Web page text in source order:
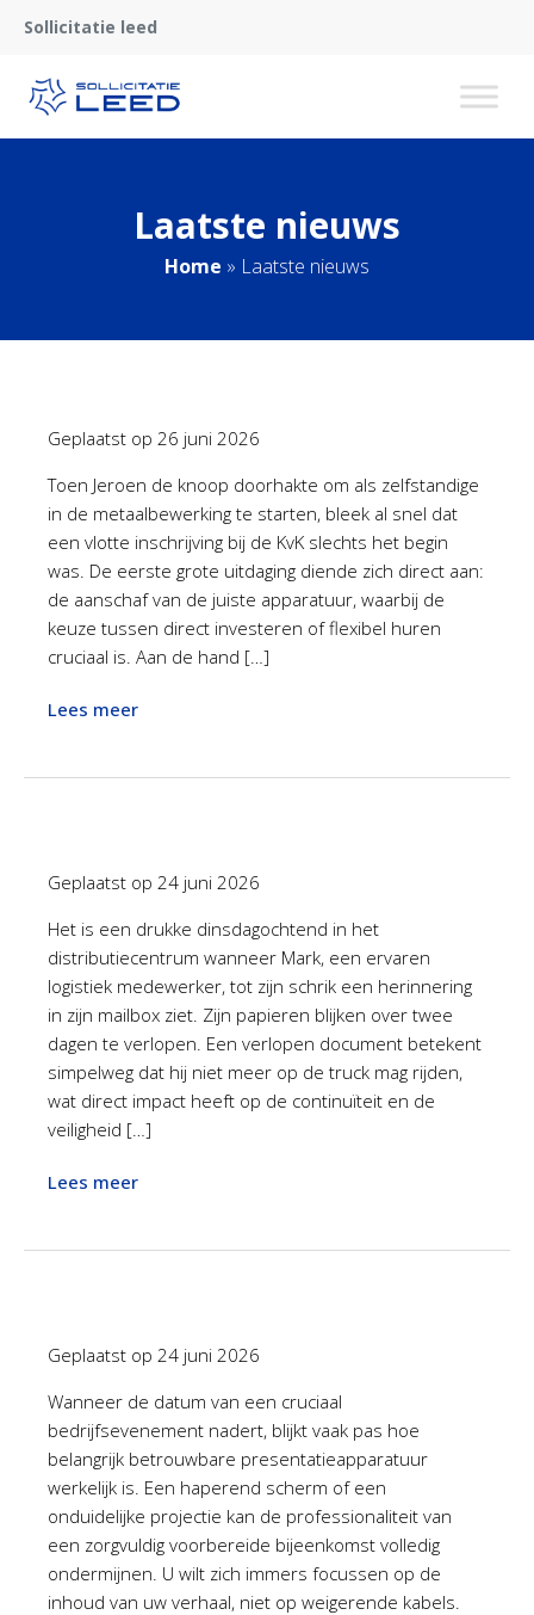
Sollicitatie leed
Laatste nieuws
Home » Laatste nieuws
Geplaatst op 26 juni 2026
Toen Jeroen de knoop doorhakte om als zelfstandige
in de metaalbewerking te starten, bleek al snel dat
een vlotte inschrijving bij de KvK slechts het begin
was. De eerste grote uitdaging diende zich direct aan:
de aanschaf van de juiste apparatuur, waarbij de
keuze tussen direct investeren of flexibel huren
cruciaal is. Aan de hand […]
Lees meer
Geplaatst op 24 juni 2026
Het is een drukke dinsdagochtend in het
distributiecentrum wanneer Mark, een ervaren
logistiek medewerker, tot zijn schrik een herinnering
in zijn mailbox ziet. Zijn papieren blijken over twee
dagen te verlopen. Een verlopen document betekent
simpelweg dat hij niet meer op de truck mag rijden,
wat direct impact heeft op de continuïteit en de
veiligheid […]
Lees meer
Geplaatst op 24 juni 2026
Wanneer de datum van een cruciaal
bedrijfsevenement nadert, blijkt vaak pas hoe
belangrijk betrouwbare presentatieapparatuur
werkelijk is. Een haperend scherm of een
onduidelijke projectie kan de professionaliteit van
een zorgvuldig voorbereide bijeenkomst volledig
ondermijnen. U wilt zich immers focussen op de
inhoud van uw verhaal, niet op weigerende kabels.